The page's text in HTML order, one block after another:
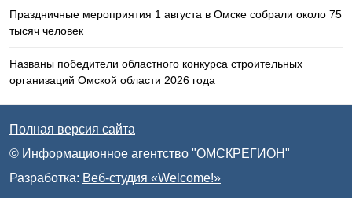
Праздничные мероприятия 1 августа в Омске собрали около 75
тысяч человек
Названы победители областного конкурса строительных
организаций Омской области 2026 года
Полная версия сайта
© Информационное агентство "ОМСКРЕГИОН"
Разработка: Веб-студия «Welcome!»